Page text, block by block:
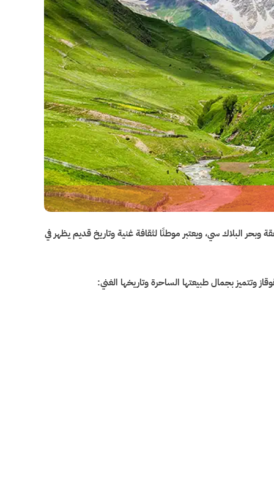
وبحر البلاك سي، ويعتبر موطنًا لثقافة غنية وتاريخ قديم يظهر في
وتتميز بجمال طبيعتها الساحرة وتاريخها الغني: